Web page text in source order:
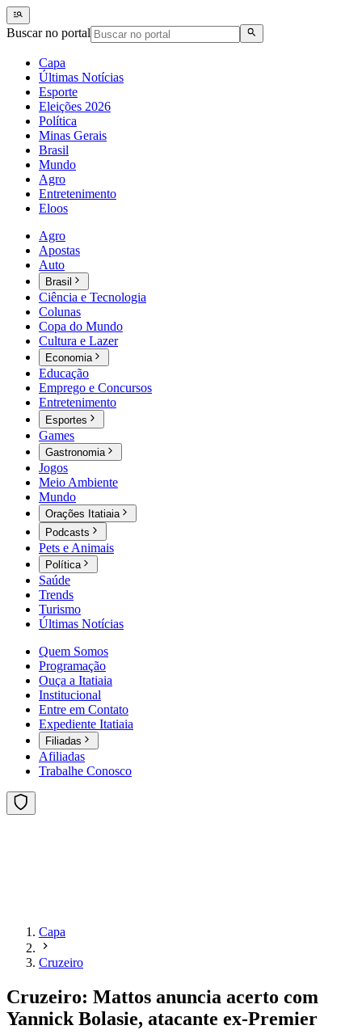
Buscar no portal
Capa
Últimas Notícias
Esporte
Eleições 2026
Política
Minas Gerais
Brasil
Mundo
Agro
Entretenimento
Eloos
Agro
Apostas
Auto
Brasil
Ciência e Tecnologia
Colunas
Copa do Mundo
Cultura e Lazer
Economia
Educação
Emprego e Concursos
Entretenimento
Esportes
Games
Gastronomia
Jogos
Meio Ambiente
Mundo
Orações Itatiaia
Podcasts
Pets e Animais
Política
Saúde
Trends
Turismo
Últimas Notícias
Quem Somos
Programação
Ouça a Itatiaia
Institucional
Entre em Contato
Expediente Itatiaia
Filiadas
Afiliadas
Trabalhe Conosco
Capa
Cruzeiro
Cruzeiro: Mattos anuncia acerto com
Yannick Bolasie, atacante ex-Premier